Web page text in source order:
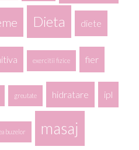
Dieta diete
exercitii fizice fier
greutate hidratare ipl
buzelor masaj